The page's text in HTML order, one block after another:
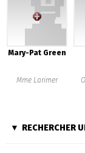
Mary-Pat Green
Mme Larimer
RECHERCHER